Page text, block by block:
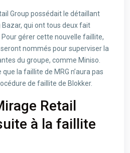
Group possédait le détaillant
Bazar, qui ont tous deux fait
gérer cette nouvelle faillite,
nommés pour superviser la
du groupe, comme Miniso.
la faillite de MRG n’aura pas
de faillite de Blokker.
Retail
à la faillite